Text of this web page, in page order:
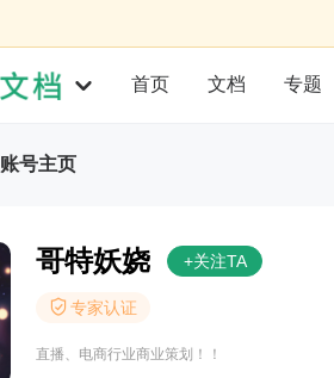
首页 文档 专题
账号主页
哥特妖娆 +关注TA
专家认证
直播、电商行业商业策划！！